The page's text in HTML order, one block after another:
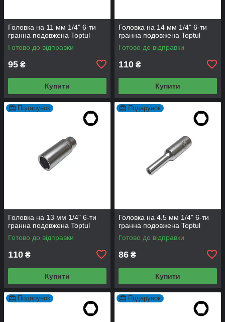
Головка на 11 мм 1/4" 6-ти
гранна подовжена Toptul
Готово до відправки
95 ₴
Купити
Головка на 14 мм 1/4" 6-ти
гранна подовжена Toptul
Готово до відправки
110 ₴
Купити
Подарунок
Головка на 13 мм 1/4" 6-ти
гранна подовжена Toptul
Готово до відправки
110 ₴
Купити
Подарунок
Головка на 4.5 мм 1/4" 6-ти
гранна подовжена Toptul
Готово до відправки
86 ₴
Купити
Подарунок Подарунок